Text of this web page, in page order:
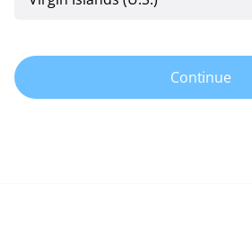
Continue